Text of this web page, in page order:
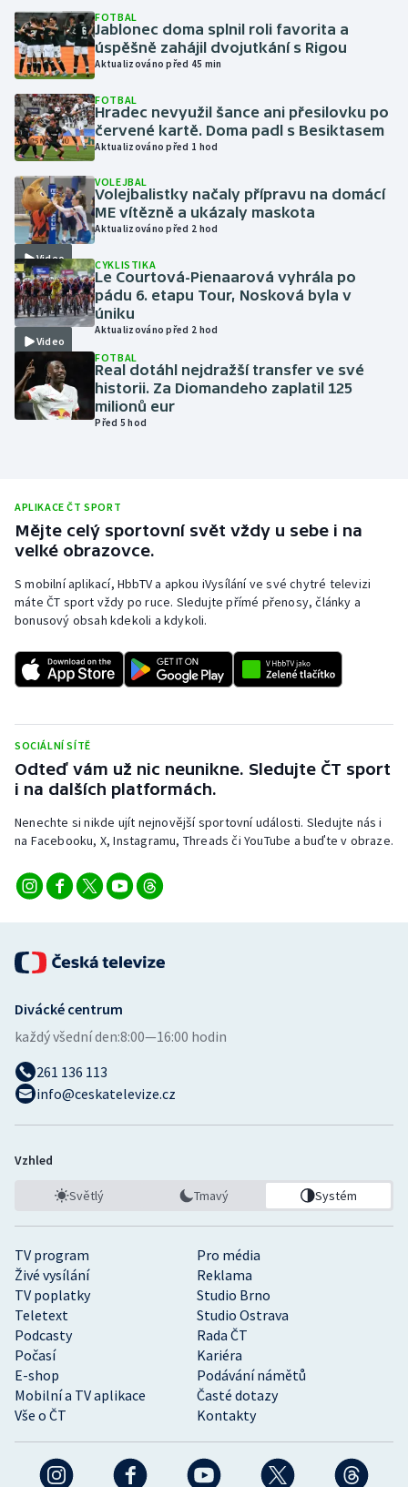
Judo
Krasobruslení
Lezení
Lyže a snowboard
Moderní pětiboj
Motorsport
Olympijské hry
Parasport
Plavání
Plážový volejbal
Rychlobruslení
Rychlostní kanoistika
Short track
Stolní tenis
Triatlon
Veslování
Vodní slalom
Ostatní
FOTBAL
Jablonec doma splnil roli favorita a
úspěšně zahájil dvojutkání s Rigou
Aktualizováno před 45 min
FOTBAL
Hradec nevyužil šance ani přesilovku po
červené kartě. Doma padl s Besiktasem
Aktualizováno před 1 hod
Video
VOLEJBAL
Volejbalistky načaly přípravu na domácí
ME vítězně a ukázaly maskota
Aktualizováno před 2 hod
Video
CYKLISTIKA
Le Courtová-Pienaarová vyhrála po
pádu 6. etapu Tour, Nosková byla v
úniku
Aktualizováno před 2 hod
FOTBAL
Real dotáhl nejdražší transfer ve své
historii. Za Diomandeho zaplatil 125
milionů eur
Před 5 hod
APLIKACE ČT SPORT
Mějte celý sportovní svět vždy u sebe i na
velké obrazovce.
S mobilní aplikací, HbbTV a apkou iVysílání ve své chytré televizi
máte ČT sport vždy po ruce. Sledujte přímé přenosy, články a
bonusový obsah kdekoli a kdykoli.
SOCIÁLNÍ SÍTĚ
Odteď vám už nic neunikne. Sledujte ČT sport
i na dalších platformách.
Nenechte si nikde ujít nejnovější sportovní události. Sledujte nás i
na Facebooku, X, Instagramu, Threads či YouTube a buďte v obraze.
TV program
Pro média
Živé vysílání
Reklama
TV poplatky
Studio Brno
Teletext
Studio Ostrava
Podcasty
Rada ČT
Počasí
Kariéra
E-shop
Podávání námětů
Mobilní a TV aplikace
Časté dotazy
Vše o ČT
Kontakty
Divácké centrum
každý všední den:8:00—16:00 hodin
261 136 113
info@ceskatelevize.cz
Vzhled
Světlý Tmavý Systém